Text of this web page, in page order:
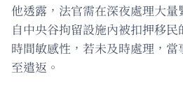
他透露，法官需在深夜處理大
自中央谷拘留設施內被扣押移
時間敏感性，若未及時處理，
至遣返。